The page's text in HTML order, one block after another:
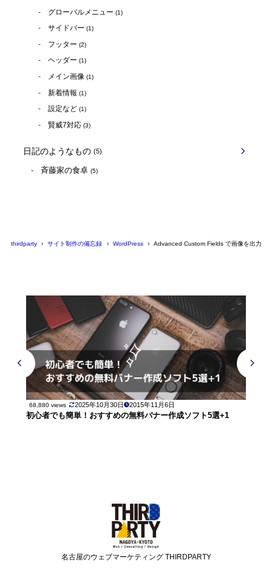
グローバルメニュー (1)
サイドバー (1)
フッター (2)
ヘッダー (1)
メイン画像 (1)
新着情報 (1)
設定など (1)
賢威7対応 (3)
日記のようなもの (5)
斉藤家の食卓 (5)
thirdparty サイト制作の備忘録 WordPress Advanced Custom Fields で画像を出力す
68,880 views 2025年10月30日 2015年11月6日
初心者でも簡単！おすすめの無料バナー作成ソフト5選+1
名古屋のウェブマーケティング THIRDPARTY